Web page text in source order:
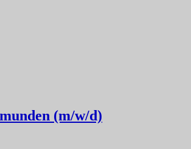
(m/w/d)